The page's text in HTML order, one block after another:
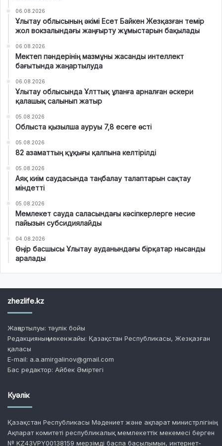
06.08.2026
Ұлытау облысының әкімі Есет Байкен Жезқазған темір
жол вокзалындағы жаңғырту жұмыстарын бақылады
06.08.2026
Мектеп пәндерінің мазмұны жасанды интеллект
бағытында жаңартылуда
06.08.2026
Ұлытау облысында Ұлттық ұланға арналған әскери
қалашық салынып жатыр
05.08.2026
Облыста қызылша ауруы 7,8 есеге өсті
05.08.2026
82 азаматтың құқығы қалпына келтірілді
05.08.2026
Аяқ киім саудасында таңбалау талаптарын сақтау
міндетті
05.08.2026
Мемлекет сауда саласындағы кәсіпкерлерге несие
пайызын субсидиялайды
04.08.2026
Өңір басшысы Ұлытау ауданындағы бірқатар нысанды
аралады
zhezlife.kz
Жаңартылуы: тәулік бойы
Редакцияның мекенжайы: Қазақстан Республикасы, Жезқазған
қаласы
E-mail: a.a.amirgalinov@gmail.com
Бас редактор: Айбек Әміртегі
Куәлік
Қазақстан Республикасы Мәдениет және ақпарат министрлігінің
Ақпарат комитеті республикалық мемлекеттік мекемесі берген
№ KZ43VPY00138159 мерзімді баспа басылымын, интернет-